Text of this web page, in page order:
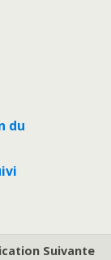
du
Suivante